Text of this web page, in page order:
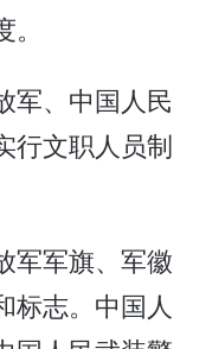
、中国人民
行文职人员制
军旗、军徽
标志。中国人